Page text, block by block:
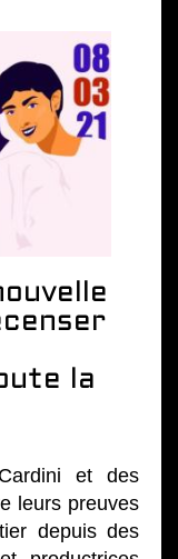
la
et des
leurs preuves
depuis des